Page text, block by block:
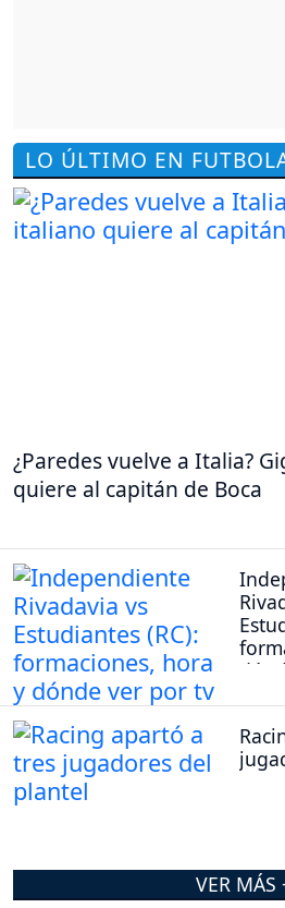
LO ÚLTIMO EN
¿Paredes vuelve a Italia?
quiere al capitán de Boca
VER MÁS